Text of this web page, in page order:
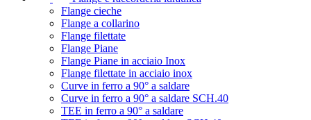
Flange cieche
Flange a collarino
Flange filettate
Flange Piane
Flange Piane in acciaio Inox
Flange filettate in acciaio inox
Curve in ferro a 90° a saldare
Curve in ferro a 90° a saldare SCH.40
TEE in ferro a 90° a saldare